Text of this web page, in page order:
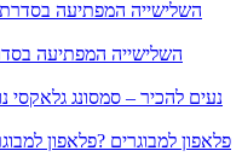
השלישייה המפתיעה
נעים להכיר – סמסונג גלאקסי
פלאפון למבוגרים